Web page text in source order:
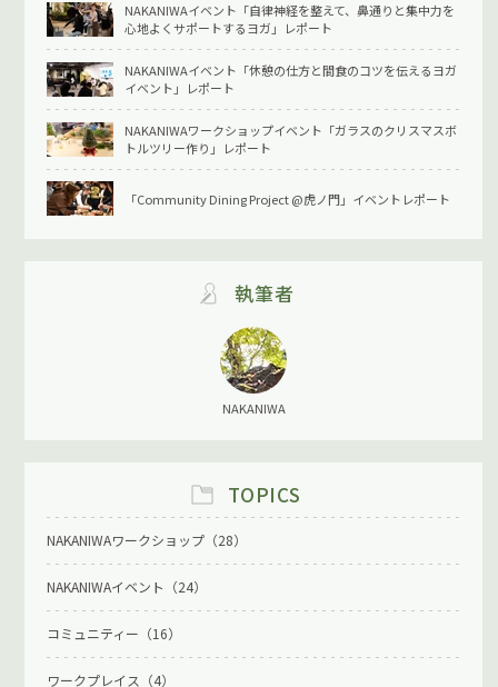
NAKANIWAイベント「自律神経を整えて、鼻通りと集中力を
心地よくサポートするヨガ」レポート
NAKANIWAイベント「休憩の仕方と間食のコツを伝えるヨガ
イベント」レポート
NAKANIWAワークショップイベント「ガラスのクリスマスボ
トルツリー作り」レポート
「Community Dining Project @虎ノ門」イベントレポート
執筆者
NAKANIWA
TOPICS
NAKANIWAワークショップ（28）
NAKANIWAイベント（24）
コミュニティー（16）
ワークプレイス（4）